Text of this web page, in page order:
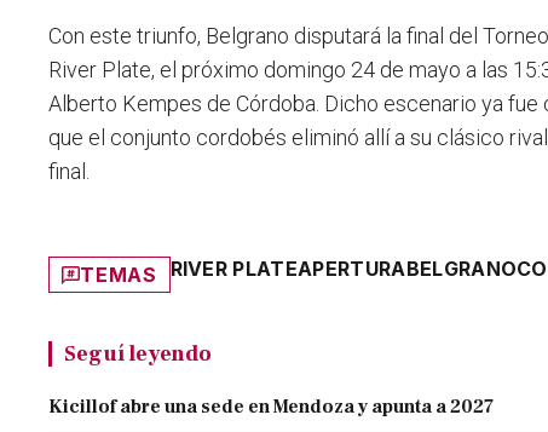
Con este triunfo, Belgrano disputará la final del
River Plate, el próximo domingo 24 de mayo a las
Alberto Kempes de Córdoba. Dicho escenario ya fue
que el conjunto cordobés eliminó allí a su clásico
final.
TEMAS RIVER PLATEAPERTURABELGRANO
Seguí leyendo
Kicillof abre una sede en Mendoza y apunta a 2027